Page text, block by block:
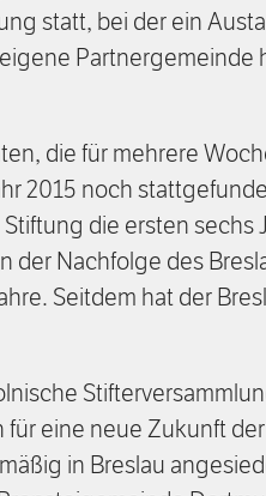
statt, bei der ein
Partnergemeinde
die für mehrere
2015 noch
die ersten sechs
der Nachfolge des
Seitdem hat der
eine neue Zukunft der
in Breslau